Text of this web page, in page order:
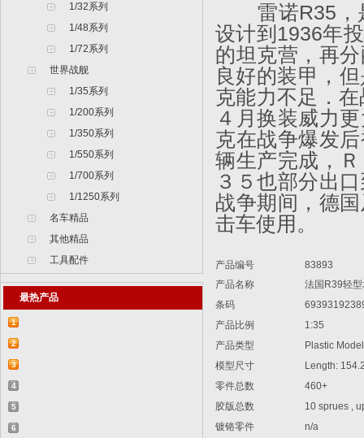
1/32系列
1/48系列
1/72系列
世界战舰
1/35系列
1/200系列
1/350系列
1/550系列
1/700系列
1/1250系列
名车精品
其他精品
工具配件
最热产品
1
【2015-07-07】德国BR 52型蒸汽机车
829...
2
【2015-07-06】德国LWS水陆两栖牵引车
82...
3
【2018-08-31】中国ZTL-11轮式装甲突击
车 ...
4
【2015-12-31】加拿大豹2A4M主战坦克
8386...
5
【2014-12-10】俄罗斯KrAZ-255B军用卡
6
雷诺R35，是
设计到1936年
的坦克营，再
良好的装甲，
克能力不足．
４月换装威力
克在战争爆发
辆生产完成，
３５也部分出
战争期间，德
击车使用。
产品编号
83893
产品名称
法国R39轻型
条码
产品比例
1:35
产品类型
Plastic Model
模型尺寸
Length:
零件总数
460+
胶版总数
10 sprues ,
镀铬零件
n/a